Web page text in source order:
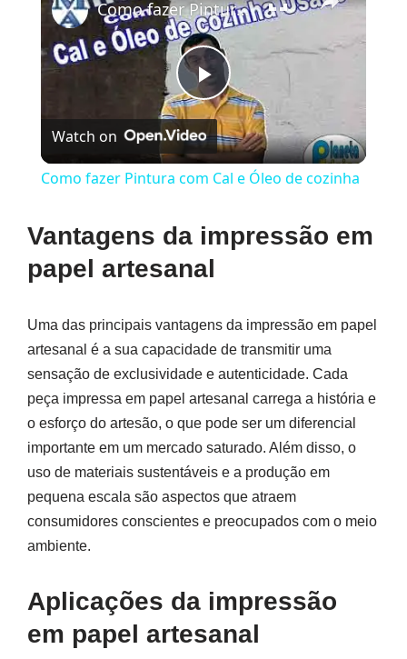
Play
Video
Como fazer Pintura com Cal e Óleo de cozinha
Watch on
Como fazer Pintura com Cal e Óleo de cozinha
Vantagens da impressão em
papel artesanal
Uma das principais vantagens da impressão em papel
artesanal é a sua capacidade de transmitir uma
sensação de exclusividade e autenticidade. Cada
peça impressa em papel artesanal carrega a história e
o esforço do artesão, o que pode ser um diferencial
importante em um mercado saturado. Além disso, o
uso de materiais sustentáveis e a produção em
pequena escala são aspectos que atraem
consumidores conscientes e preocupados com o meio
ambiente.
Aplicações da impressão
em papel artesanal